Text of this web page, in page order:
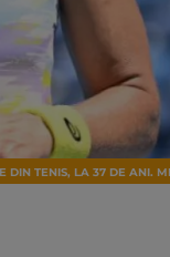
DIN TENIS, LA 37 DE ANI.